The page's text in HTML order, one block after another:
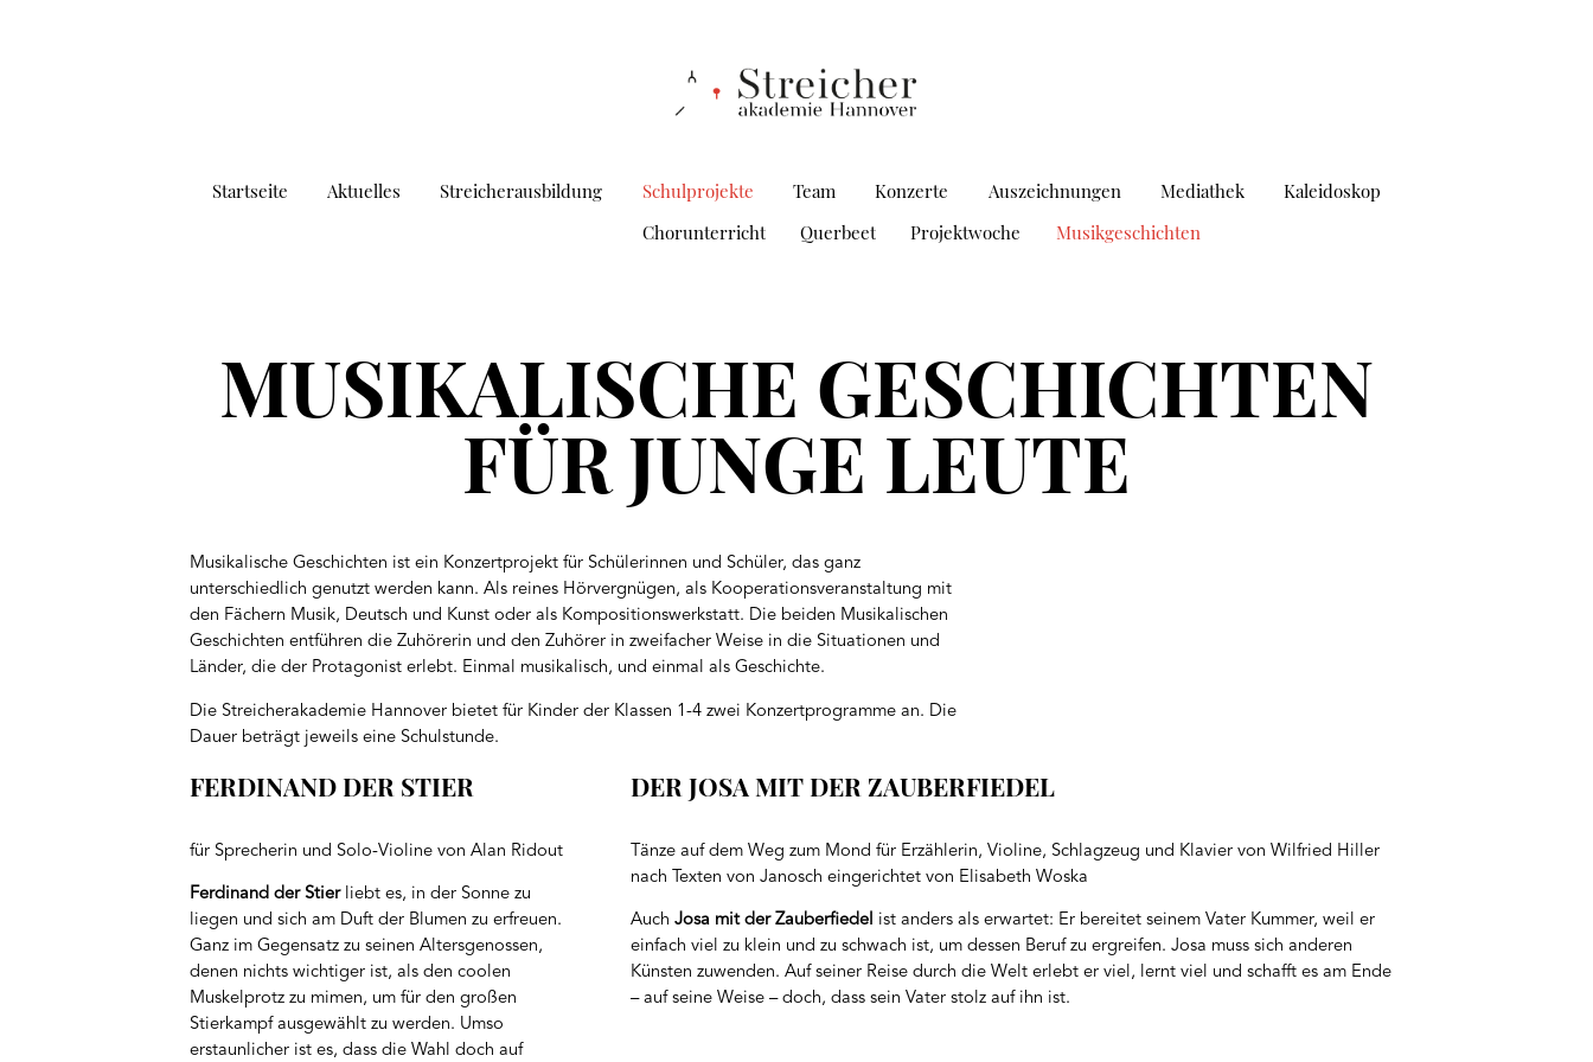
Startseite Aktuelles Streicherausbildung
Schulprojekte
Chorunterricht
Querbeet Projektwoche Musikgeschichten
Team Konzerte Auszeichnungen Mediathek Kaleidoskop
MUSIKALISCHE GESCHICHTEN
FÜR JUNGE LEUTE
Musikalische Geschichten ist ein Konzertprojekt für Schülerinnen und Schüler, das ganz
unterschiedlich genutzt werden kann. Als reines Hörvergnügen, als Kooperationsveranstaltung mit
den Fächern Musik, Deutsch und Kunst oder als Kompositionswerkstatt. Die beiden Musikalischen
Geschichten entführen die Zuhörerin und den Zuhörer in zweifacher Weise in die Situationen und
Länder, die der Protagonist erlebt. Einmal musikalisch, und einmal als Geschichte.
Die Streicherakademie Hannover bietet für Kinder der Klassen 1-4 zwei Konzertprogramme an. Die
Dauer beträgt jeweils eine Schulstunde.
FERDINAND DER STIER
für Sprecherin und Solo-Violine von Alan Ridout
Ferdinand der Stierliebt es, in der Sonne zu
liegen und sich am Duft der Blumen zu erfreuen.
Ganz im Gegensatz zu seinen Altersgenossen,
denen nichts wichtiger ist, als den coolen
Muskelprotz zu mimen, um für den großen
Stierkampf ausgewählt zu werden. Umso
erstaunlicher ist es, dass die Wahl doch auf
DER JOSA MIT DER ZAUBERFIEDEL
Tänze auf dem Weg zum Mond für Erzählerin, Violine, Schlagzeug und Klavier von Wilfried Hiller
nach Texten von Janosch eingerichtet von Elisabeth Woska
Auch Josa mit der Zauberfiedel ist anders als erwartet: Er bereitet seinem Vater Kummer, weil er
einfach viel zu klein und zu schwach ist, um dessen Beruf zu ergreifen. Josa muss sich anderen
Künsten zuwenden. Auf seiner Reise durch die Welt erlebt er viel, lernt viel und schafft es am Ende
– auf seine Weise – doch, dass sein Vater stolz auf ihn ist.